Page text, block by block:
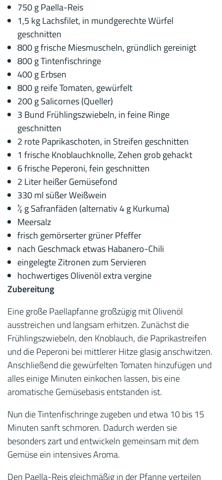
750 g Paella-Reis
1,5 kg Lachsfilet, in mundgerechte Würfel
geschnitten
800 g frische Miesmuscheln, gründlich gereinigt
800 g Tintenfischringe
400 g Erbsen
800 g reife Tomaten, gewürfelt
200 g Salicornes (Queller)
3 Bund Frühlingszwiebeln, in feine Ringe
geschnitten
2 rote Paprikaschoten, in Streifen geschnitten
1 frische Knoblauchknolle, Zehen grob gehackt
6 frische Peperoni, fein geschnitten
2 Liter heißer Gemüsefond
330 ml süßer Weißwein
½ g Safranfäden (alternativ 4 g Kurkuma)
Meersalz
frisch gemörserter grüner Pfeffer
nach Geschmack etwas Habanero-Chili
eingelegte Zitronen zum Servieren
hochwertiges Olivenöl extra vergine
Zubereitung
Eine große Paellapfanne großzügig mit Olivenöl
ausstreichen und langsam erhitzen. Zunächst die
Frühlingszwiebeln, den Knoblauch, die Paprikastreifen
und die Peperoni bei mittlerer Hitze glasig anschwitzen.
Anschließend die gewürfelten Tomaten hinzufügen und
alles einige Minuten einkochen lassen, bis eine
aromatische Gemüsebasis entstanden ist.
Nun die Tintenfischringe zugeben und etwa 10 bis 15
Minuten sanft schmoren. Dadurch werden sie
besonders zart und entwickeln gemeinsam mit dem
Gemüse ein intensives Aroma.
Den Paella-Reis gleichmäßig in der Pfanne verteilen